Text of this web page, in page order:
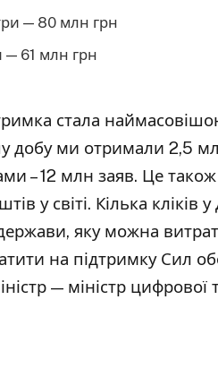
— 80 млн грн
— 61 млн грн
стала
ми отримали 2,5 млн
– 12 млн заяв. Це
у світі. Кілька кліків
яку можна
на підтримку Сил
— міністр